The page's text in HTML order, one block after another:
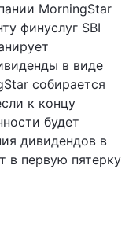
MorningStar
финуслуг SBI
в виде
собирается
к концу
будет
дивидендов в
в первую пятерку